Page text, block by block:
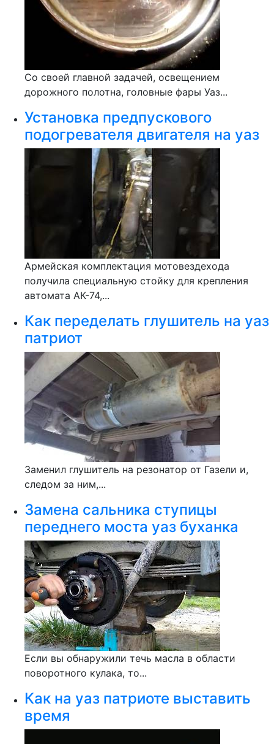
Со своей главной задачей, освещением
дорожного полотна, головные фары Уаз...
Установка предпускового
подогревателя двигателя на уаз
Армейская комплектация мотовездехода
получила специальную стойку для крепления
автомата АК-74,...
Как переделать глушитель на уаз
патриот
Заменил глушитель на резонатор от Газели и,
следом за ним,...
Замена сальника ступицы
переднего моста уаз буханка
Если вы обнаружили течь масла в области
поворотного кулака, то...
Как на уаз патриоте выставить
время